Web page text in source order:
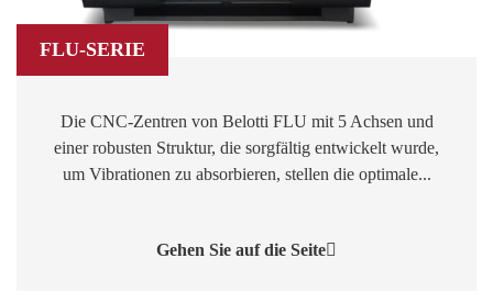
FLU-SERIE
Die CNC-Zentren von Belotti FLU mit 5 Achsen und
einer robusten Struktur, die sorgfältig entwickelt wurde,
um Vibrationen zu absorbieren, stellen die optimale...
Gehen Sie auf die Seite